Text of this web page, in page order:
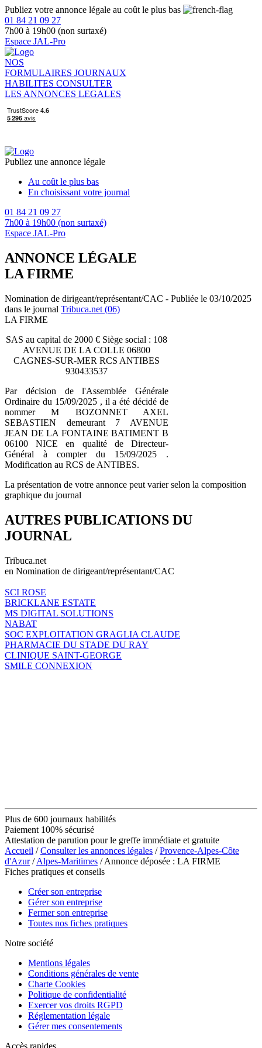
Publiez votre annonce légale au coût le plus bas
01 84 21 09 27
7h00 à 19h00 (non surtaxé)
Espace JAL-Pro
NOS
FORMULAIRES JOURNAUX
HABILITES CONSULTER
LES ANNONCES LEGALES
Publiez une annonce légale
Au coût le plus bas
En choisissant votre journal
01 84 21 09 27
7h00 à 19h00 (non surtaxé)
Espace JAL-Pro
ANNONCE LÉGALE
LA FIRME
Nomination de dirigeant/représentant/CAC - Publiée le 03/10/2025
dans le journal Tribuca.net (06)
LA FIRME
SAS au capital de 2000 € Siège social : 108
AVENUE DE LA COLLE 06800
CAGNES-SUR-MER RCS ANTIBES
930433537
Par décision de l'Assemblée Générale
Ordinaire du 15/09/2025 , il a été décidé de
nommer M BOZONNET AXEL
SEBASTIEN demeurant 7 AVENUE
JEAN DE LA FONTAINE BATIMENT B
06100 NICE en qualité de Directeur-
Général à compter du 15/09/2025 .
Modification au RCS de ANTIBES.
La présentation de votre annonce peut varier selon la composition
graphique du journal
AUTRES PUBLICATIONS DU
JOURNAL
Tribuca.net
en Nomination de dirigeant/représentant/CAC
SCI ROSE
BRICKLANE ESTATE
MS DIGITAL SOLUTIONS
NABAT
SOC EXPLOITATION GRAGLIA CLAUDE
PHARMACIE DU STADE DU RAY
CLINIQUE SAINT-GEORGE
SMILE CONNEXION
Plus de 600 journaux habilités
Paiement 100% sécurisé
Attestation de parution pour le greffe immédiate et gratuite
Accueil /Consulter les annonces légales /Provence-Alpes-Côte
d'Azur/Alpes-Maritimes / Annonce déposée : LA FIRME
Fiches pratiques et conseils
Créer son entreprise
Gérer son entreprise
Fermer son entreprise
Toutes nos fiches pratiques
Notre société
Mentions légales
Conditions générales de vente
Charte Cookies
Politique de confidentialité
Exercer vos droits RGPD
Réglementation légale
Gérer mes consentements
Accès rapides